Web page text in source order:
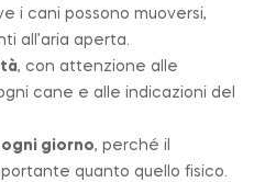
i cani possono muoversi,
all’aria aperta.
, con attenzione alle
cane e alle indicazioni del
giorno, perché il
quanto quello fisico.